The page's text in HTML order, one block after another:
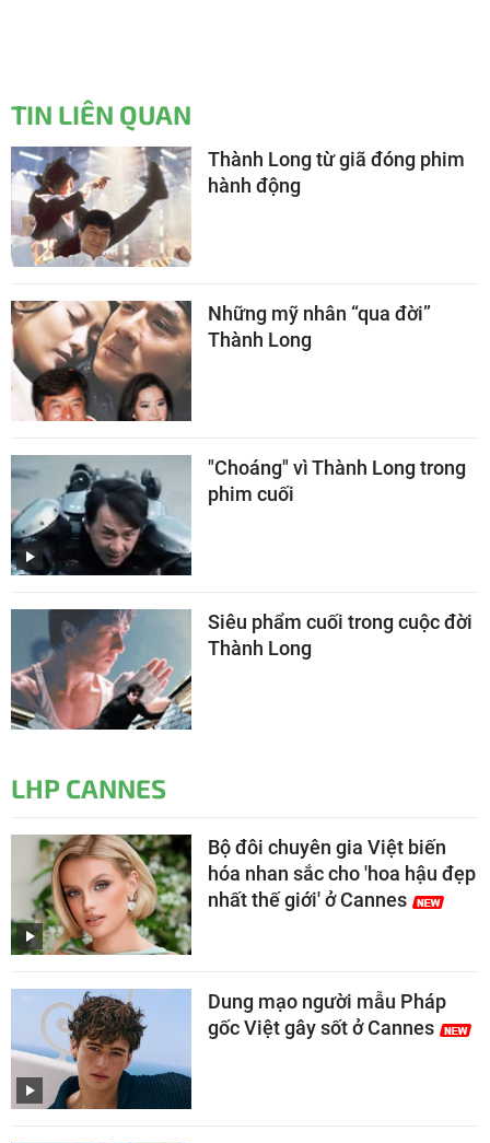
TIN LIÊN QUAN
Thành Long từ giã đóng phim
hành động
Những mỹ nhân “qua đời”
Thành Long
"Choáng" vì Thành Long trong
phim cuối
Siêu phẩm cuối trong cuộc đời
Thành Long
LHP CANNES
Bộ đôi chuyên gia Việt biến
hóa nhan sắc cho 'hoa hậu đẹp
nhất thế giới' ở Cannes
Dung mạo người mẫu Pháp
gốc Việt gây sốt ở Cannes